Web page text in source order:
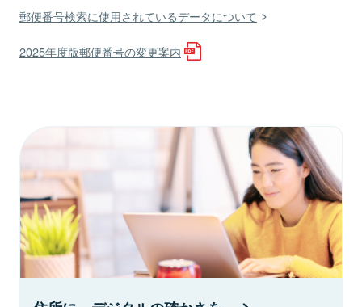
郵便番号検索に使用されているデータについて
2025年度版郵便番号の変更案内